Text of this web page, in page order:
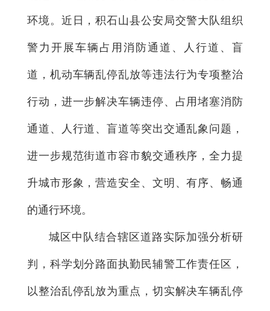
环境。近日，积石山县公安局交警大队组织
警力开展车辆占用消防通道、人行道、盲
道，机动车辆乱停乱放等违法行为专项整治
行动，进一步解决车辆违停、占用堵塞消防
通道、人行道、盲道等突出交通乱象问题，
进一步规范街道市容市貌交通秩序，全力提
升城市形象，营造安全、文明、有序、畅通
的通行环境。
城区中队结合辖区道路实际加强分析研
判，科学划分路面执勤民辅警工作责任区，
以整治乱停乱放为重点，切实解决车辆乱停